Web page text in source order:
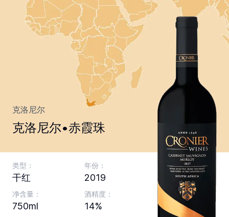
克洛尼尔
克洛尼尔•赤霞珠
类型：
干红
年份：
2019
净含量：
750ml
酒精度：
14%